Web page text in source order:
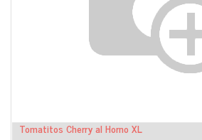
Tomatitos Cherry al Horno XL